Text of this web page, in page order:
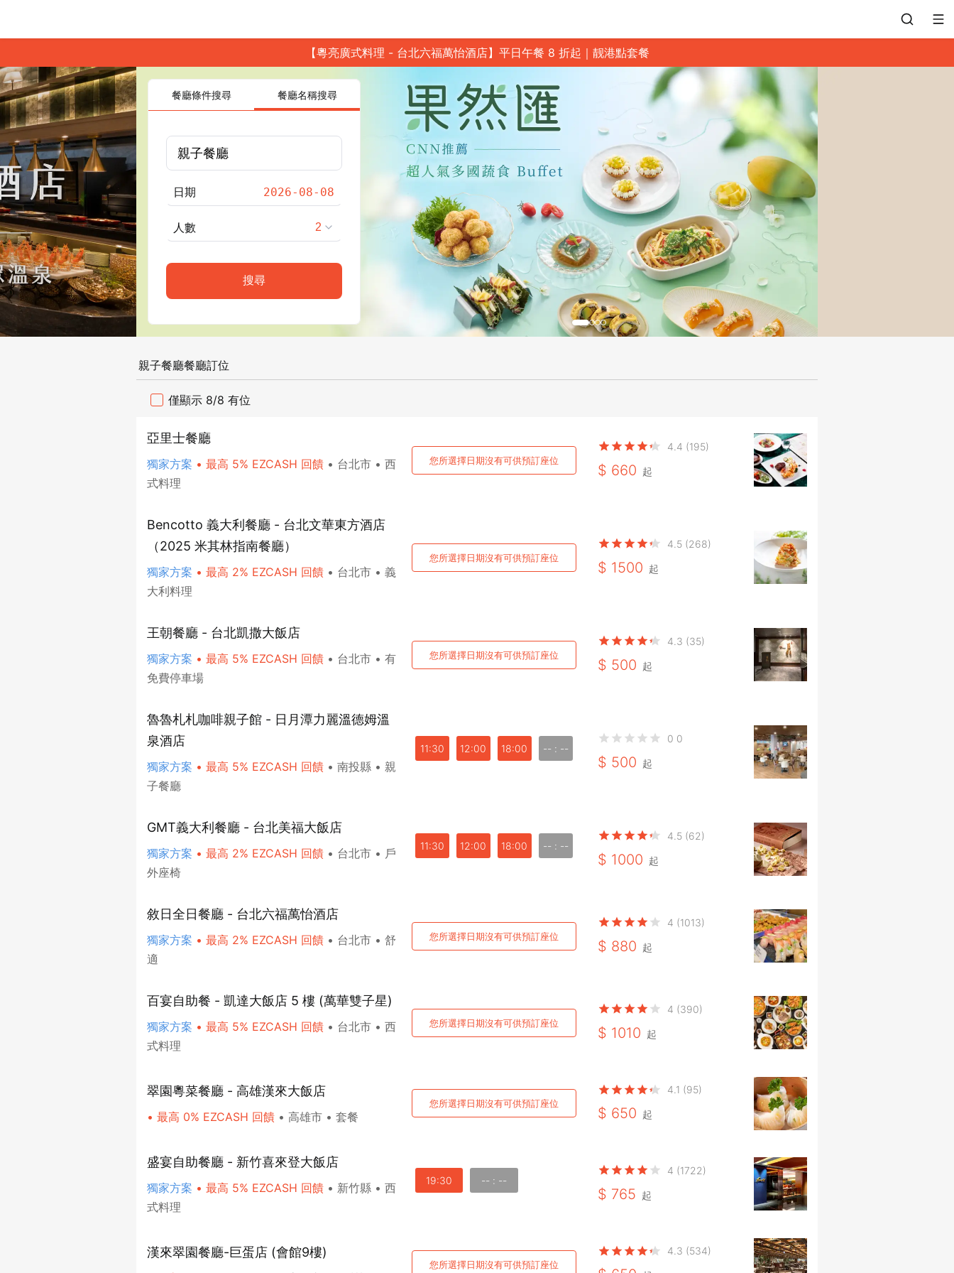
【粵亮廣式料理 - 台北六福萬怡酒店】平日午餐 8 折起｜靓港點套餐
餐廳條件搜尋 餐廳名稱搜尋
日期
人數
搜尋
親子餐廳餐廳訂位
僅顯示 8/8 有位
亞里士餐廳
獨家方案 • 最高 5% EZCASH 回饋 • 台北市 • 西
式料理
您所選擇日期沒有可供預訂座位
4.4 (195)
$ 660 起
Bencotto 義大利餐廳 - 台北文華東方酒店
（2025 米其林指南餐廳）
獨家方案 • 最高 2% EZCASH 回饋 • 台北市 • 義
大利料理
您所選擇日期沒有可供預訂座位
4.5 (268)
$ 1500 起
王朝餐廳 - 台北凱撒大飯店
獨家方案 • 最高 5% EZCASH 回饋 • 台北市 • 有
免費停車場
您所選擇日期沒有可供預訂座位
4.3 (35)
$ 500 起
魯魯札札咖啡親子館 - 日月潭力麗溫德姆溫
泉酒店
獨家方案 • 最高 5% EZCASH 回饋 • 南投縣 • 親
子餐廳
11:30 12:00 18:00 -- : --
0 0
$ 500 起
GMT義大利餐廳 - 台北美福大飯店
獨家方案 • 最高 2% EZCASH 回饋 • 台北市 • 戶
外座椅
11:30 12:00 18:00 -- : --
4.5 (62)
$ 1000 起
敘日全日餐廳 - 台北六福萬怡酒店
獨家方案 • 最高 2% EZCASH 回饋 • 台北市 • 舒
適
您所選擇日期沒有可供預訂座位
4 (1013)
$ 880 起
百宴自助餐 - 凱達大飯店 5 樓 (萬華雙子星)
獨家方案 • 最高 5% EZCASH 回饋 • 台北市 • 西
式料理
您所選擇日期沒有可供預訂座位
4 (390)
$ 1010 起
翠園粵菜餐廳 - 高雄漢來大飯店
• 最高 0% EZCASH 回饋 • 高雄市 • 套餐
您所選擇日期沒有可供預訂座位
4.1 (95)
$ 650 起
盛宴自助餐廳 - 新竹喜來登大飯店
獨家方案 • 最高 5% EZCASH 回饋 • 新竹縣 • 西
式料理
19:30 -- : --
4 (1722)
$ 765 起
漢來翠園餐廳-巨蛋店 (會館9樓)
您所選擇日期沒有可供預訂座位
4.3 (534)
登出